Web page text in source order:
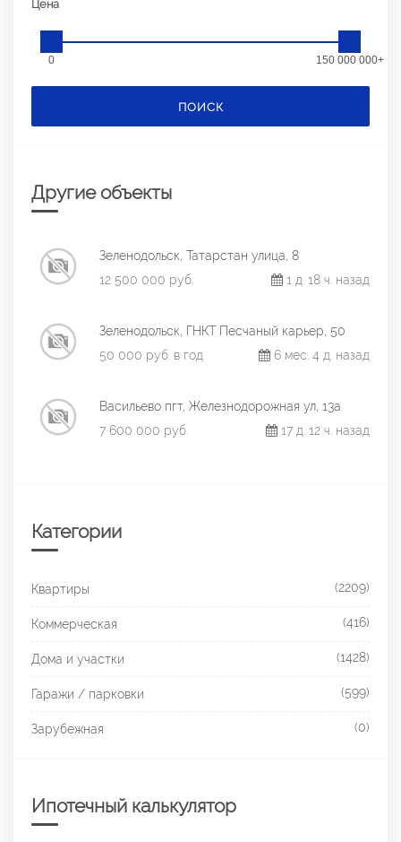
Цена
0 150 000 000+
ПОИСК
Другие объекты
Зеленодольск, Татарстан улица, 8
12 500 000 руб.
1 д. 18 ч. назад
Зеленодольск, ГНКТ Песчаный карьер, 50
50 000 руб. в год
6 мес. 4 д. назад
Васильево пгт, Железнодорожная ул, 13а
7 600 000 руб.
17 д. 12 ч. назад
Категории
Квартиры (2209)
Коммерческая (416)
Дома и участки (1428)
Гаражи / парковки (599)
Зарубежная (0)
Ипотечный калькулятор